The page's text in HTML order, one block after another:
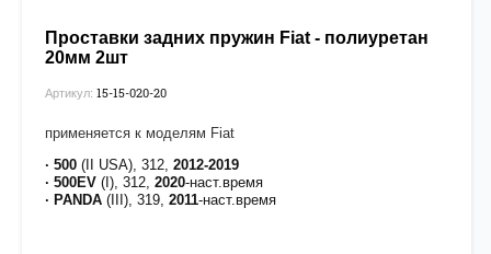
Проставки задних пружин Fiat - полиуретан
20мм 2шт
Артикул: 15-15-020-20
применяется к моделям Fiat
· 500 (II USA), 312, 2012-2019
· 500EV (I), 312, 2020-наст.время
· PANDA (III), 319, 2011-наст.время